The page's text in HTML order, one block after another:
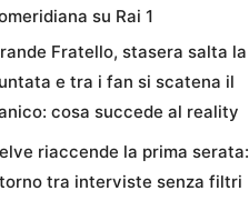
su Rai 1
Fratello, stasera salta la
e tra i fan si scatena il
cosa succede al reality
riaccende la prima serata:
tra interviste senza filtri